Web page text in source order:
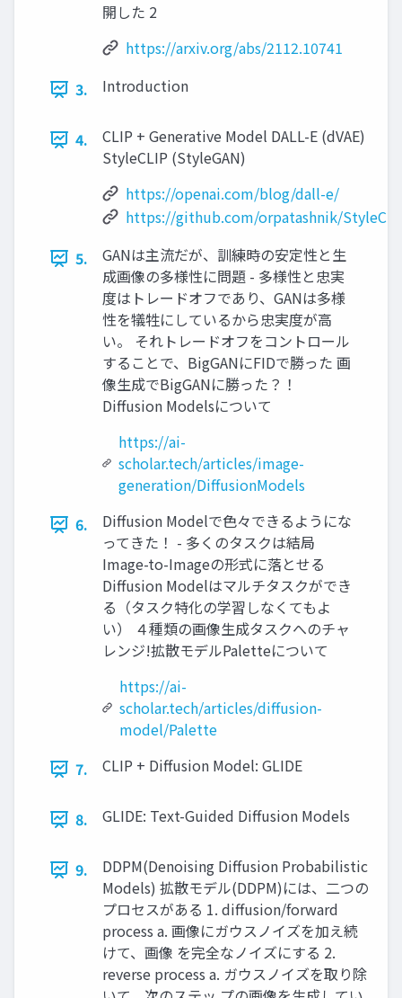
開した 2
https://arxiv.org/abs/2112.10741
3.
Introduction
4.
CLIP + Generative Model DALL-E (dVAE)
StyleCLIP (StyleGAN)
https://openai.com/blog/dall-e/
https://github.com/orpatashnik/
5.
GANは主流だが、訓練時の安定性と生
成画像の多様性に問題 - 多様性と忠実
度はトレードオフであり、GANは多様
性を犠牲にしているから忠実度が高
い。 それトレードオフをコントロール
することで、BigGANにFIDで勝った 画
像生成でBigGANに勝った？！
Diffusion Modelsについて
https://ai-
scholar.tech/articles/image-
generation/DiffusionModels
6.
Diffusion Modelで色々できるようにな
ってきた！ - 多くのタスクは結局
Image-to-Imageの形式に落とせる
Diffusion Modelはマルチタスクができ
る（タスク特化の学習しなくてもよ
い） ４種類の画像生成タスクへのチャ
レンジ!拡散モデルPaletteについて
https://ai-
scholar.tech/articles/diffusion-
model/Palette
7.
CLIP + Diffusion Model: GLIDE
8. GLIDE: Text-Guided Diffusion Models
9.
DDPM(Denoising Diffusion Probabilistic
Models) 拡散モデル(DDPM)には、二つの
プロセスがある 1. diffusion/forward
process a. 画像にガウスノイズを加え続
けて、画像 を完全なノイズにする 2.
reverse process a. ガウスノイズを取り除